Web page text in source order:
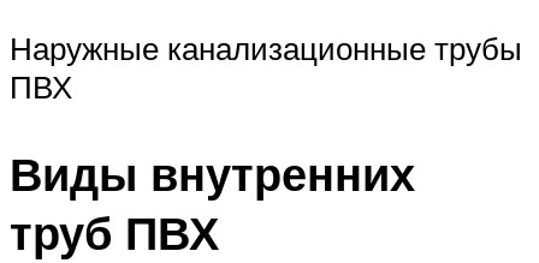
Наружные канализационные трубы
ПВХ
Виды внутренних
труб ПВХ